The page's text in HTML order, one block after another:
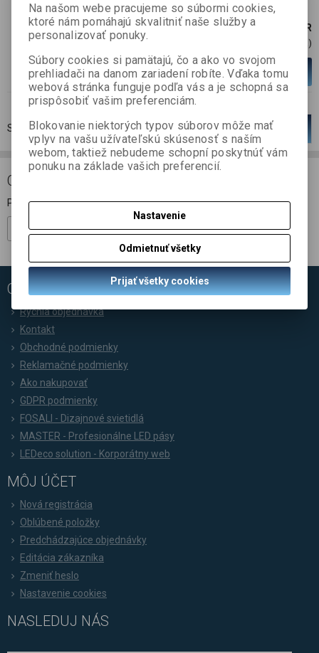
116,52 EUR
94,73 EUR (Cena)
Viac variantov
Strana1z1Celkom1záznamov
ODBER NOVINIEK
Prihláste sa k odberu noviniek
Registrovať
ODKAZY
Rýchla objednávka
Kontakt
Obchodné podmienky
Reklamačné podmienky
Ako nakupovať
GDPR podmienky
FOSALI - Dizajnové svietidlá
MASTER - Profesionálne LED pásy
LEDeco solution - Korporátny web
MÔJ ÚČET
Nová registrácia
Oblúbené položky
Predchádzajúce objednávky
Editácia zákazníka
Zmeniť heslo
Nastavenie cookies
NASLEDUJ NÁS
Na našom webe pracujeme so súbormi cookies,
ktoré nám pomáhajú skvalitniť naše služby a
personalizovať ponuky.
Súbory cookies si pamätajú, čo a ako vo svojom
prehliadači na danom zariadení robíte. Vďaka tomu
webová stránka funguje podľa vás a je schopná sa
prispôsobiť vašim preferenciám.
Blokovanie niektorých typov súborov môže mať
vplyv na vašu užívateľskú skúsenosť s naším
webom, taktiež nebudeme schopní poskytnúť vám
ponuku na základe vašich preferencií.
Nastavenie
Odmietnuť všetky
Prijať všetky cookies